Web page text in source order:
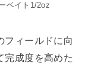
ベイト1/2oz
フィールドに向
完成度を高めた